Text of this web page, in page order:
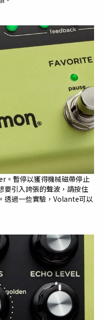
。暫停以獲得機械磁帶停止
要引入誇張的聲波，請按住
透過一些實驗，Volante可以